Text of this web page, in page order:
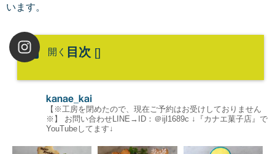
います。
目次 [
開く ]
kanae_kai
【※工房を閉めたので、現在ご予約はお受けしておりません
※】
お問い合わせLINE→ID：＠ijl1689c ↓『カナエ菓子店』で
YouTubeしてます↓